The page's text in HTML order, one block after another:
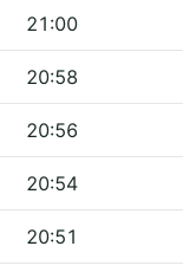
21:00
20:58
20:56
20:54
20:51